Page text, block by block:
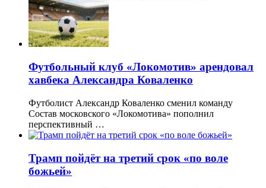
Футбольный клуб «Локомотив» арендовал
хавбека Александра Коваленко
Футболист Александр Коваленко сменил команду
Состав московского «Локомотива» пополнил
перспективный …
Трамп пойдёт на третий срок «по воле
божьей»